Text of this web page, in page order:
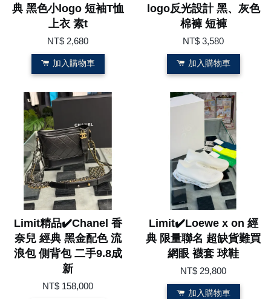
典 黑色小logo 短袖T恤
上衣 素t
NT$ 2,680
加入購物車
logo反光設計 黑、灰色
棉褲 短褲
NT$ 3,580
加入購物車
Limit精品✔️Chanel 香
奈兒 經典 黑金配色 流
浪包 側背包 二手9.8成
新
NT$ 158,000
Limit✔️Loewe x on 經
典 限量聯名 超缺貨難買
網眼 襪套 球鞋
NT$ 29,800
加入購物車